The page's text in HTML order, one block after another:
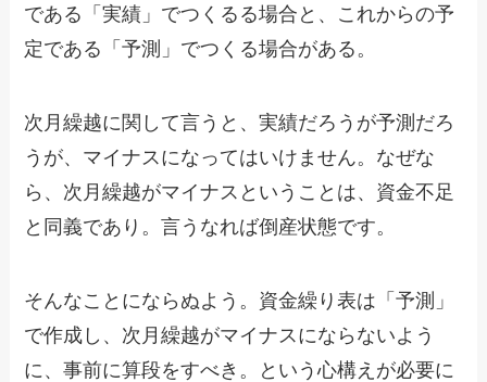
である「実績」でつくるる場合と、これからの予
定である「予測」でつくる場合がある。
次月繰越に関して言うと、実績だろうが予測だろ
うが、マイナスになってはいけません。なぜな
ら、次月繰越がマイナスということは、資金不足
と同義であり。言うなれば倒産状態です。
そんなことにならぬよう。資金繰り表は「予測」
で作成し、次月繰越がマイナスにならないよう
に、事前に算段をすべき。という心構えが必要に